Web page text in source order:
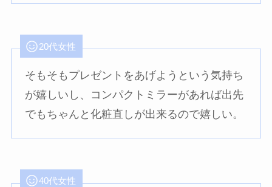
20代女性
そもそもプレゼントをあげようという気持ち
が嬉しいし、コンパクトミラーがあれば出先
でもちゃんと化粧直しが出来るので嬉しい。
40代女性